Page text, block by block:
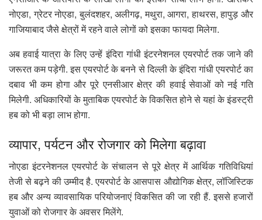
नोएडा, ग्रेटर नोएडा, बुलंदशहर, अलीगढ़, मथुरा, आगरा, हाथरस, हापुड़ और
गाजियाबाद जैसे क्षेत्रों में रहने वाले लोगों को इसका फायदा मिलेगा.
अब हवाई यात्रा के लिए उन्हें इंदिरा गांधी इंटरनेशनल एयरपोर्ट तक जाने की
जरूरत कम पड़ेगी. इस एयरपोर्ट के बनने से दिल्ली के इंदिरा गांधी एयरपोर्ट का
दबाव भी कम होगा और पूरे एनसीआर क्षेत्र की हवाई सेवाओं को नई गति
मिलेगी. अधिकारियों के मुताबिक एयरपोर्ट के विकसित होने से यहां के इंडस्ट्री
हब को भी बड़ा लाभ होगा.
व्यापार, पर्यटन और रोजगार को मिलेगा बढ़ावा
नोएडा इंटरनेशनल एयरपोर्ट के संचालन से पूरे क्षेत्र में आर्थिक गतिविधियां
तेजी से बढ़ने की उम्मीद है. एयरपोर्ट के आसपास औद्योगिक क्षेत्र, लॉजिस्टिक
हब और अन्य व्यावसायिक परियोजनाएं विकसित की जा रही हैं. इससे हजारों
युवाओं को रोजगार के अवसर मिलेंगे.